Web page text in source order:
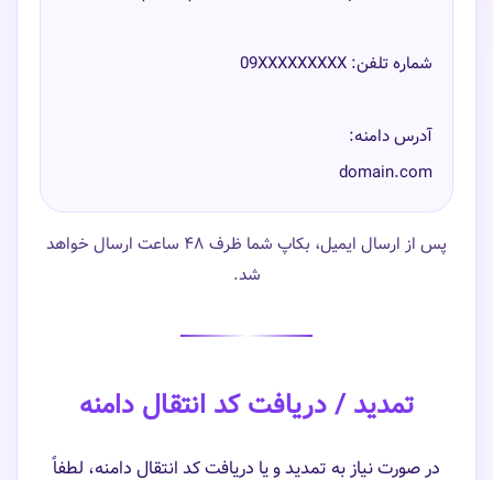
domain.com
پس از ارسال ایمیل، بکاپ شما ظرف ۴۸ ساعت ارسال خواهد
شد.
تمدید / دریافت کد انتقال دامنه
در صورت نیاز به تمدید و یا دریافت کد انتقال دامنه، لطفاً